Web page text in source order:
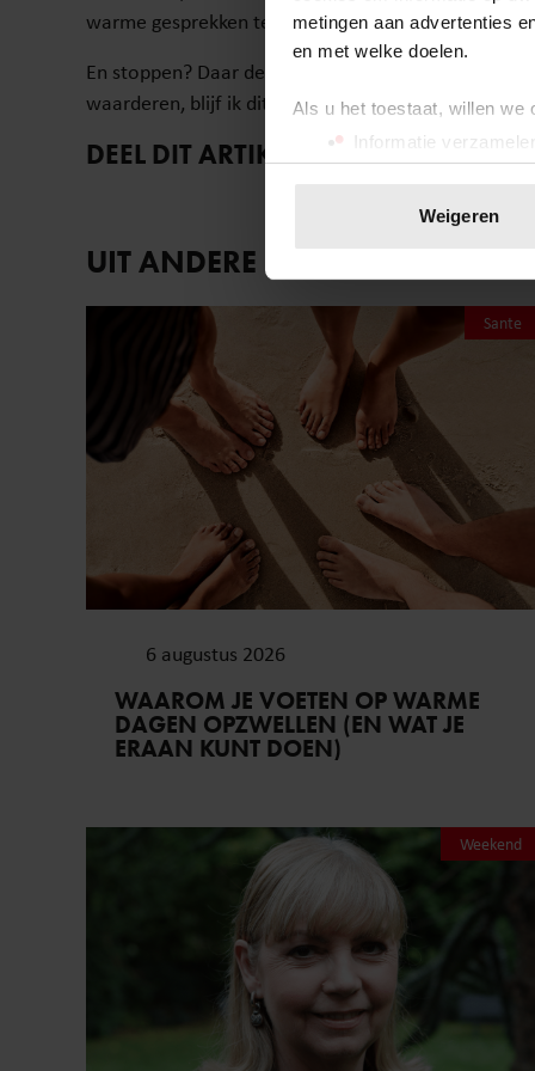
metingen aan advertenties
en met welke doelen.
Als u het toestaat, willen we
Informatie
Uw apparaat
toestemming op elk
websiteverkeer te
media, adverteren en
verstrekt of die ze hebben
onze website blijft gebruiken.
Weigeren
warme gesprekken terug.”
En stoppen? Daar denkt Daniel Dekker voorlopig
waarderen, blijf ik dit doen.”
DEEL DIT ARTIKEL OP SOCIAL
UIT ANDERE MEDIA
Sante
6 augustus 2026
WAAROM JE VOETEN OP WARME
DAGEN OPZWELLEN (EN WAT JE
ERAAN KUNT DOEN)
Weekend